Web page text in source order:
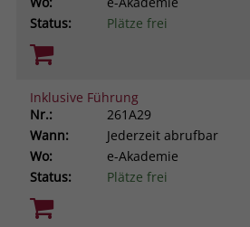
Status:
Plätze frei
Inklusive Führung
Nr.:
261A29
Wann:
Jederzeit abrufbar
Wo:
e-Akademie
Status:
Plätze frei